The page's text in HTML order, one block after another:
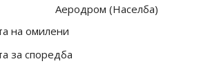
Аеродром (Населба)
на омилени
за споредба